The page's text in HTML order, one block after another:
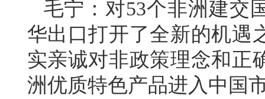
毛宁：对53个非洲建交
华出口打开了全新的机遇
实亲诚对非政策理念和正
洲优质特色产品进入中国